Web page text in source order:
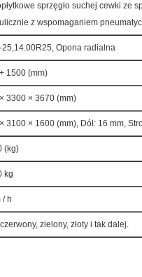
sprzęgło suchej cewki ze
z wspomaganiem
25,14.00R25, Opona radialna
1500 (mm)
3300 × 3670 (mm)
3100 × 1600 (mm), Dół: 16 mm,
(kg)
kg
/ h
czerwony, zielony, złoty i tak dalej.